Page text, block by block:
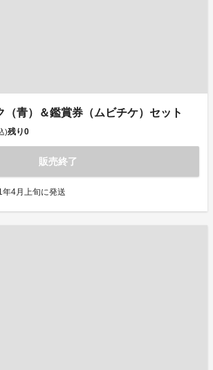
（青）＆鑑賞券（ムビチケ）セット
)残り0
販売終了
4月上旬に発送